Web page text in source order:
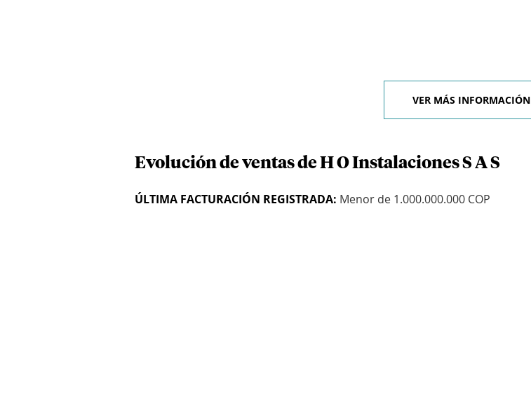
VER MÁS INFORMACIÓN
Evolución de ventas de H O Instalaciones S A S
ÚLTIMA FACTURACIÓN REGISTRADA: Menor de 1.000.000.000 COP